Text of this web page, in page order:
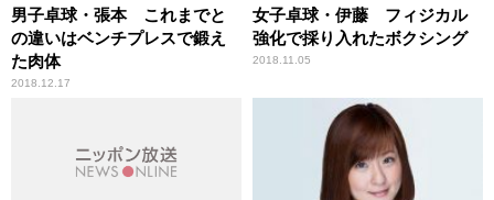
男子卓球・張本 これまでと
の違いはベンチプレスで鍛え
た肉体
2018.12.17
女子卓球・伊藤 フィジカル
強化で採り入れたボクシング
2018.11.05